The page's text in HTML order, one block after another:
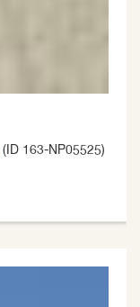
(ID 163-NP05525)